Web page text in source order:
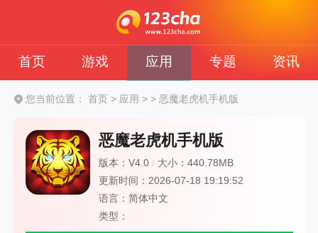
首页 游戏 应用 专题 资讯
您当前位置： 首页 > 应用 > >恶魔老虎机手机版
恶魔老虎机手机版
版本：V4.0/ 大小：440.78MB
更新时间：2026-07-18 19:19:52
语言：简体中文
类型：